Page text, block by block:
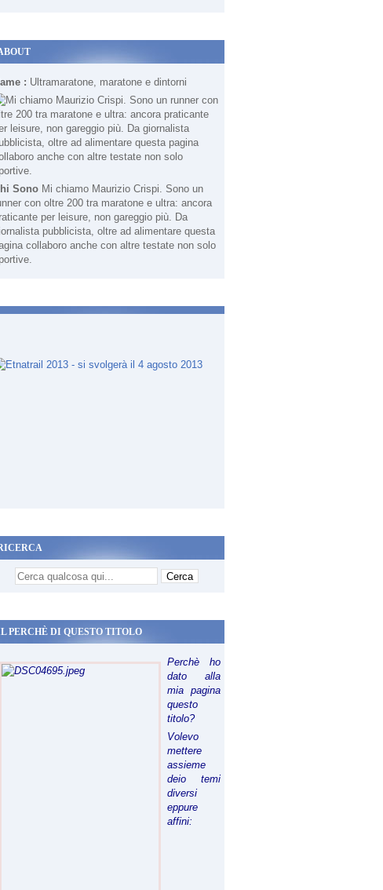
: Ultramaratone, maratone e dintorni
Sono Mi chiamo Maurizio Crispi. Sono un
con oltre 200 tra maratone e ultra: ancora
per leisure, non gareggio più. Da
pubblicista, oltre ad alimentare questa
collaboro anche con altre testate non solo
PERCHÈ DI QUESTO TITOLO
Perchè ho
dato alla
mia pagina
questo
titolo?
Volevo
mettere
assieme
deio temi
diversi
eppure
affini: